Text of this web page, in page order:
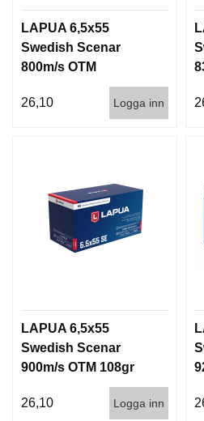
LAPUA 6,5x55
Swedish Scenar
800m/s OTM
139g/9gram 50/600
26,10
Logga inn
LAPUA 6,5x55
Swedish Scenar
900m/s OTM 108gr
26,10
Logga inn